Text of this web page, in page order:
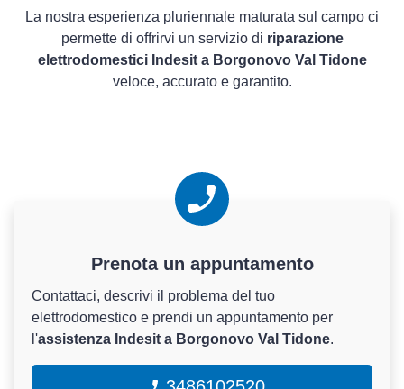
La nostra esperienza pluriennale maturata sul campo ci
permette di offrirvi un servizio di riparazione
elettrodomestici Indesit a Borgonovo Val Tidone
veloce, accurato e garantito.
Prenota un appuntamento
Contattaci, descrivi il problema del tuo
elettrodomestico e prendi un appuntamento per
l'assistenza Indesit a Borgonovo Val Tidone.